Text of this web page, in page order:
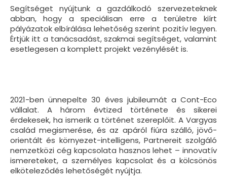
Segítséget nyújtunk a gazdálkodó szervezeteknek
abban, hogy a speciálisan erre a területre kiírt
pályázatok elbírálása lehetőség szerint pozitív legyen.
Értjük itt a tanácsadást, szakmai segítséget, valamint
esetlegesen a komplett projekt vezénylését is.
2021-ben ünnepelte 30 éves jubileumát a Cont-Eco
vállalat. A három évtized története és sikerei
érdekesek, ha ismerik a történet szereplőit. A Vargyas
család megismerése, és az apáról fiúra szálló, jövő­
orientált és környezet-intelligens, Partnereit szolgáló
nemzetközi cég kapcsolata hasznos lehet – innovatív
ismereteket, a személyes kapcsolat és a kölcsönös
elköteleződés lehetőségét nyújtja.